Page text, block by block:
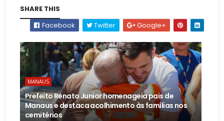
SHARE THIS
Facebook
Twitter Google+
MANAUS
Prefeito Renato Junior homenageia pais de
Manaus e destaca acolhimento às famílias nos
cemitérios